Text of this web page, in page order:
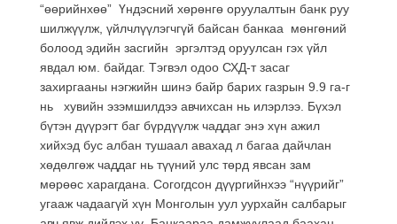
“өөрийнхөө” Үндэсний хөрөнгө оруулалтын банк руу
шилжүүлж, үйлчлүүлэгчгүй байсан банкаа мөнгөний
болоод эдийн засгийн эргэлтэд оруулсан гэх үйл
явдал юм. байдаг. Тэгвэл одоо СХД-т засаг
захиргааны нэгжийн шинэ байр барих газрын 9.9 га-г
нь хувийн эзэмшилдээ авчихсан нь илэрлээ. Бүхэл
бүтэн дүүрэгт баг бүрдүүлж чаддаг энэ хүн ажил
хийхэд бус албан тушаал авахад л багаа дайчлан
хөдөлгөж чаддаг нь түүний улс төрд явсан зам
мөрөөс харагдана. Согогдсон дүүргийнхээ “нүүрийг”
угааж чадаагүй хүн Монголын уул уурхайн салбарыг